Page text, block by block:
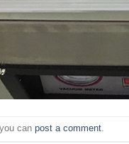
can post a comment